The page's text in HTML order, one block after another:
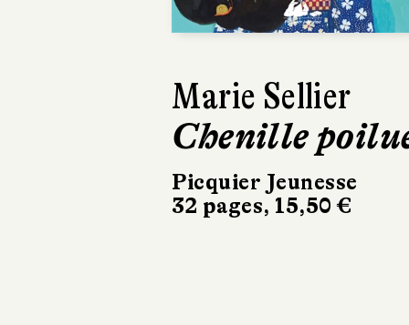
Marie Sellier
Chenille
Picquier Jeunesse
32 pages, 15,50 €
Myla